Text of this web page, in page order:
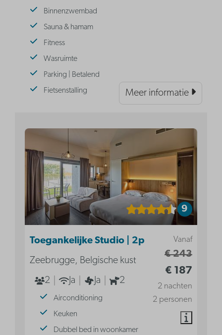
Binnenzwembad
Sauna & hamam
Fitness
Wasruimte
Parking | Betalend
Fietsenstalling
Meer informatie
9
Vanaf
€ 243
€ 187
2 nachten
2 personen
Toegankelijke Studio | 2p
Zeebrugge, Belgische kust
2
Ja Ja 2
Airconditioning
Keuken
Dubbel bed in woonkamer